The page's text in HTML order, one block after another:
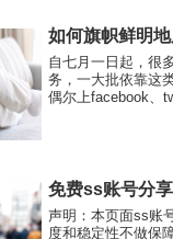
作，以...
如何旗帜鲜明
自七月一日起，很
务，一大批依靠这
偶尔上facebook、
免费ss账号分享
声明：本页面ss账
度和稳定性不做保